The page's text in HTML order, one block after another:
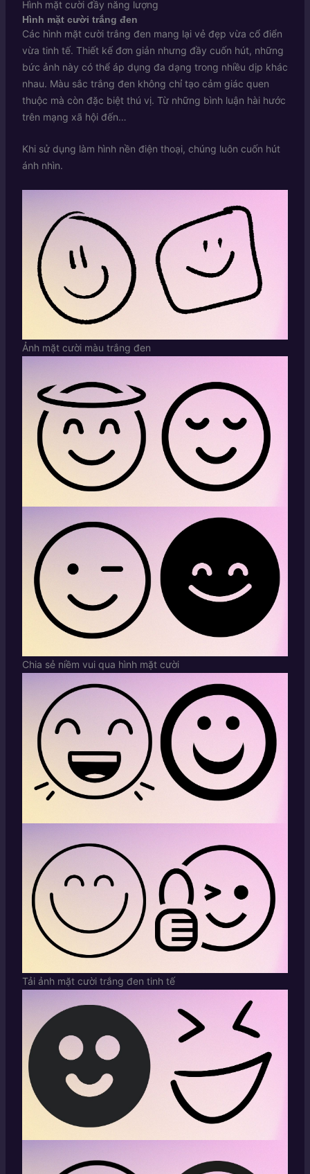
Hình mặt cười đầy năng lượng
Hình mặt cười trắng đen
Các hình mặt cười trắng đen mang lại vẻ đẹp vừa cổ điển
vừa tinh tế. Thiết kế đơn giản nhưng đầy cuốn hút, những
bức ảnh này có thể áp dụng đa dạng trong nhiều dịp khác
nhau. Màu sắc trắng đen không chỉ tạo cảm giác quen
thuộc mà còn đặc biệt thú vị. Từ những bình luận hài hước
trên mạng xã hội đến…
Khi sử dụng làm hình nền điện thoại, chúng luôn cuốn hút
ánh nhìn.
Ảnh mặt cười màu trắng đen
Chia sẻ niềm vui qua hình mặt cười
Tải ảnh mặt cười trắng đen tinh tế